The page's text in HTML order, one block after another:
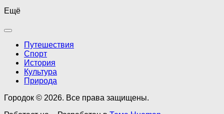
Ещё
Путешествия
Спорт
История
Культура
Природа
Городок © 2026. Все права защищены.